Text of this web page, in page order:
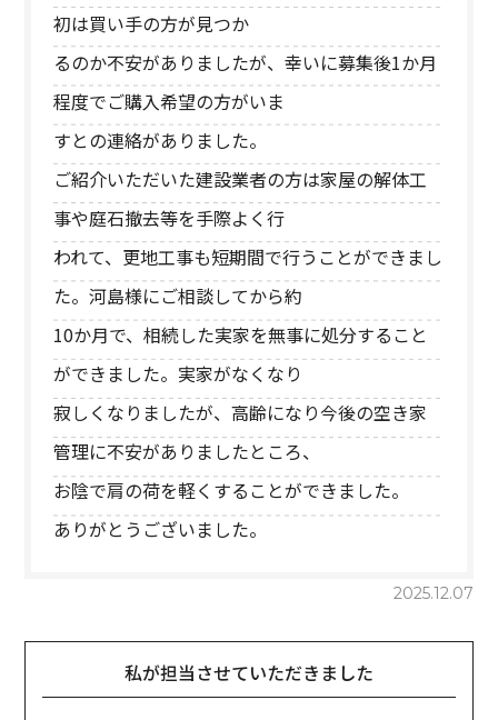
初は買い手の方が見つか
るのか不安がありましたが、幸いに募集後1か月
程度でご購入希望の方がいま
すとの連絡がありました。
ご紹介いただいた建設業者の方は家屋の解体工
事や庭石撤去等を手際よく行
われて、更地工事も短期間で行うことができまし
た。河島様にご相談してから約
10か月で、相続した実家を無事に処分すること
ができました。実家がなくなり
寂しくなりましたが、高齢になり今後の空き家
管理に不安がありましたところ、
お陰で肩の荷を軽くすることができました。
ありがとうございました。
2025.12.07
私が担当させていただきました